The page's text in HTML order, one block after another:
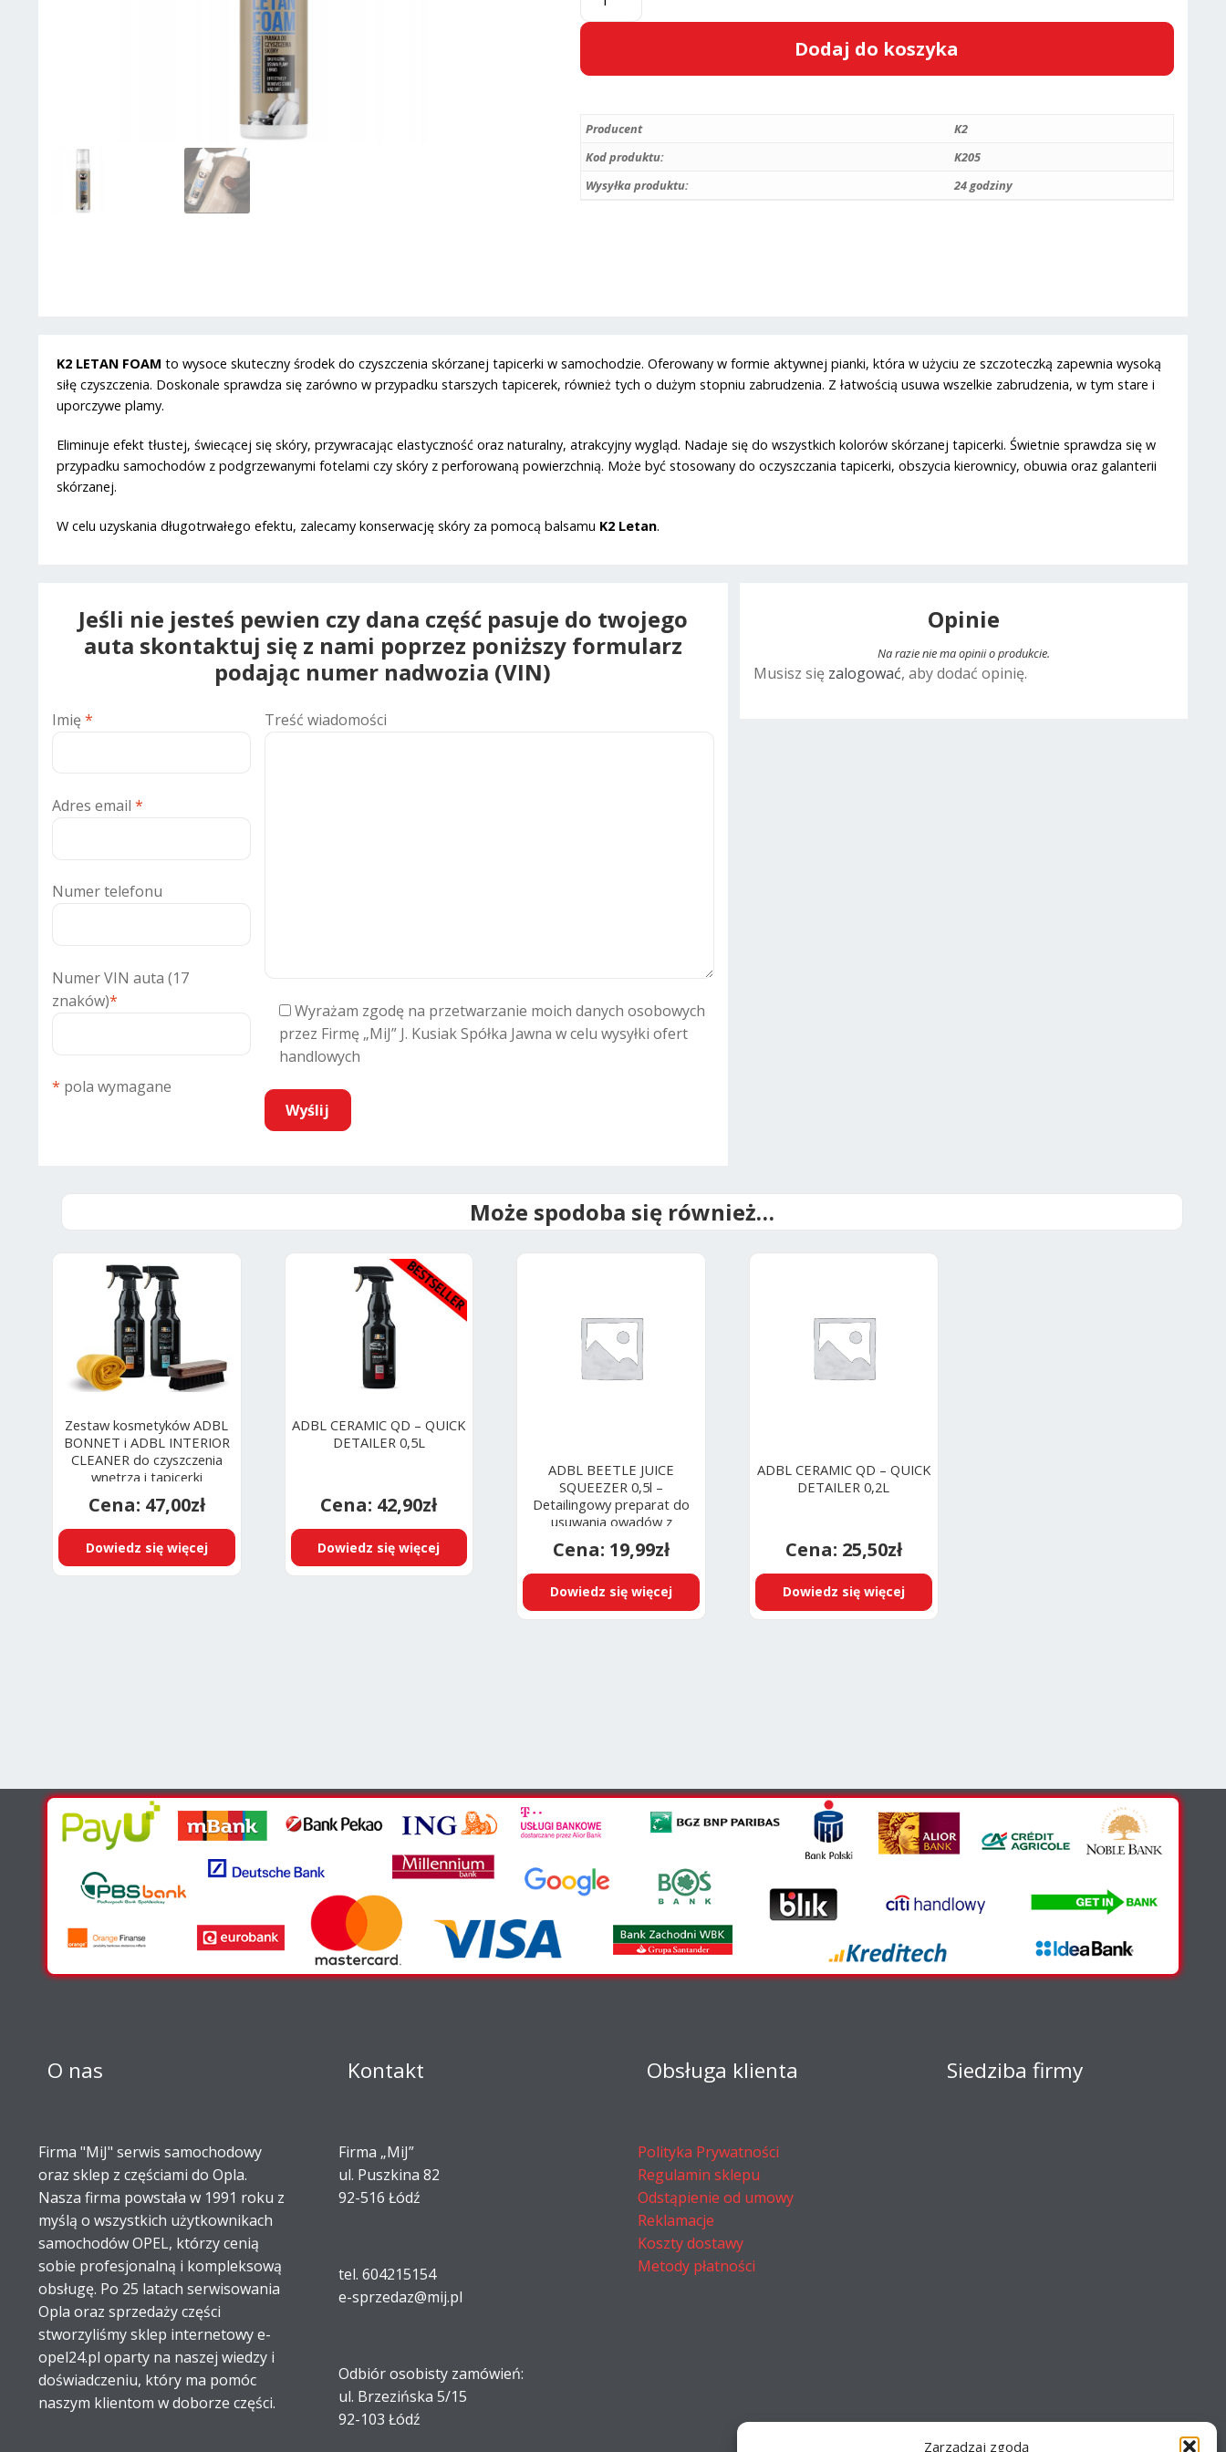
Zarządzaj zgodą
LETAN
-
do
czyszczenia
tapicerki
Dodaj do koszyka
e
Producent
K2
Kod produktu:
K205
Wysyłka produktu:
24 godziny
K2 LETAN FOAM to wysoce skuteczny środek do czyszczenia skórzanej tapicerki w samochodzie. Oferowany w formie aktywnej pianki, która w użyciu ze szczoteczką zapewnia wysoką
siłę czyszczenia. Doskonale sprawdza się zarówno w przypadku starszych tapicerek, również tych o dużym stopniu zabrudzenia. Z łatwością usuwa wszelkie zabrudzenia, w tym stare i
uporczywe plamy.
Eliminuje efekt tłustej, świecącej się skóry, przywracając elastyczność oraz naturalny, atrakcyjny wygląd. Nadaje się do wszystkich kolorów skórzanej tapicerki. Świetnie sprawdza się w
przypadku samochodów z podgrzewanymi fotelami czy skóry z perforowaną powierzchnią. Może być stosowany do oczyszczania tapicerki, obszycia kierownicy, obuwia oraz galanterii
skórzanej.
W celu uzyskania długotrwałego efektu, zalecamy konserwację skóry za pomocą balsamu K2 Letan.
Jeśli nie jesteś pewien czy dana część pasuje do twojego
auta skontaktuj się z nami poprzez poniższy formularz
podając numer nadwozia (VIN)
Imię *
Adres email *
Numer telefonu
Numer VIN auta (17
znaków)*
* pola wymagane
Treść wiadomości
Wyrażam zgodę na przetwarzanie moich danych osobowych
przez Firmę „MiJ” J. Kusiak Spółka Jawna w celu wysyłki ofert
handlowych
Opinie
Na razie nie ma opinii o produkcie.
Musisz się zalogować, aby dodać opinię.
Może spodoba się również…
Zestaw kosmetyków ADBL
BONNET i ADBL INTERIOR
CLEANER do czyszczenia
wnętrza i tapicerki
materiałowej + mikrofibra i
szczotka
47,00zł
Dowiedz się więcej
ADBL CERAMIC QD – QUICK
DETAILER 0,5L
42,90zł
Dowiedz się więcej
ADBL BEETLE JUICE
SQUEEZER 0,5l –
Detailingowy preparat do
usuwania owadów z
19,99zł
Dowiedz się więcej
ADBL CERAMIC QD – QUICK
DETAILER 0,2L
25,50zł
Dowiedz się więcej
O nas
Firma "MiJ" serwis samochodowy
oraz sklep z częściami do Opla.
Nasza firma powstała w 1991 roku z
myślą o wszystkich użytkownikach
samochodów OPEL, którzy cenią
sobie profesjonalną i kompleksową
obsługę. Po 25 latach serwisowania
Opla oraz sprzedaży części
stworzyliśmy sklep internetowy e-
opel24.pl oparty na naszej wiedzy i
doświadczeniu, który ma pomóc
naszym klientom w doborze części.
Kontakt
Firma „MiJ”
ul. Puszkina 82
92-516 Łódź
tel. 604215154
e-sprzedaz@mij.pl
Odbiór osobisty zamówień:
ul. Brzezińska 5/15
92-103 Łódź
Obsługa klienta
Polityka Prywatności
Regulamin sklepu
Odstąpienie od umowy
Reklamacje
Koszty dostawy
Metody płatności
Siedziba firmy